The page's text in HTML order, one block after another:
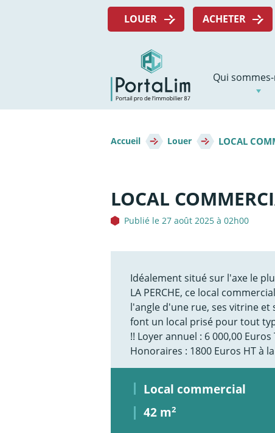
Menu
LOUER ACHETER
Navigation
principale
Qui
d'Ariane
Accueil Louer LOCAL
LOCAL
Publié le 27 août 2025 à 02h00
Idéalement situé sur l'axe le
LA PERCHE, ce local
l'angle d'une rue, ses vitrine et
font un local prisé pour tout
!! Loyer annuel : 6 000,00
Honoraires : 1800 Euros HT à
Local commercial
42 m2